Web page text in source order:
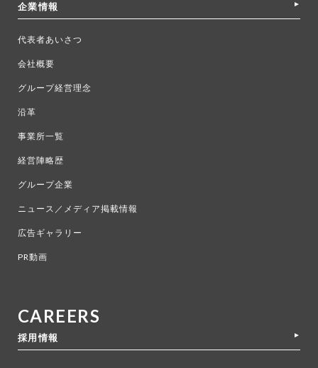
企業情報
代表者あいさつ
会社概要
グループ経営理念
沿革
事業所一覧
経営陣略歴
グループ企業
ニュース／メディア掲載情報
広告ギャラリー
PR動画
CAREERS
採用情報